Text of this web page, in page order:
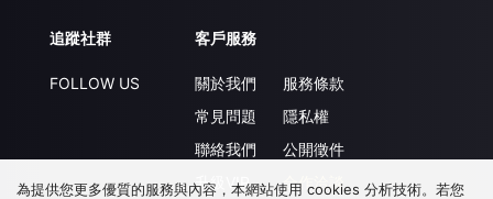
追蹤社群
FOLLOW US
客戶服務
關於我們
常見問題
聯絡我們
升級VIP
服務條款
隱私權
公開徵件
合作洽談
為提供您更多優質的服務與內容，本網站使用 cookies 分析技術。若您